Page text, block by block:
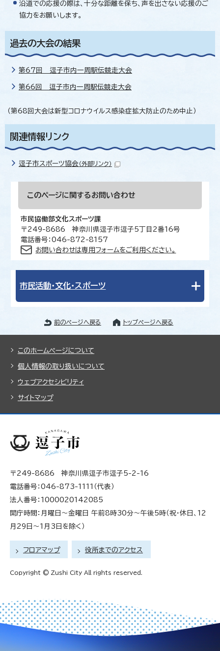
沿道での応援の際は、十分な距離を保ち、声を出さない応援のご
協力をお願いします。
過去の大会の結果
第67回 逗子市内一周駅伝競走大会
第66回 逗子市内一周駅伝競走大会
（第68回大会は新型コロナウイルス感染症拡大防止のため中止）
関連情報リンク
逗子市スポーツ協会 （外部リンク）
このページに関する お問い合わせ
市民協働部文化スポーツ課
〒249-8686 神奈川県逗子市逗子5丁目2番16号
電話番号：046-872-8157
お問い合わせは専用フォームをご利用ください。
市民活動・文化・スポーツ
前のページへ戻る トップページへ戻る
このホームページについて
個人情報の取り扱いについて
ウェブアクセシビリティ
サイトマップ
〒249-8686 神奈川県逗子市逗子5-2-16
電話番号：046-873-1111（代表）
法人番号：1000020142085
開庁時間：月曜日～金曜日 午前8時30分～午後5時（祝・休日、12
月29日～1月3日を除く）
フロアマップ 役所までのアクセス
Copyright © Zushi City All rights reserved.